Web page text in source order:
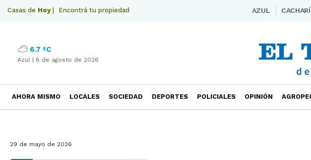
Casas de Hoy| Encontrá tu propiedad AZUL CACHARÍ
6.7 ºC
Azul | 8 de agosto de 2026
AHORA MISMO LOCALES SOCIEDAD DEPORTES POLICIALES OPINIÓN
29 de mayo de 2026